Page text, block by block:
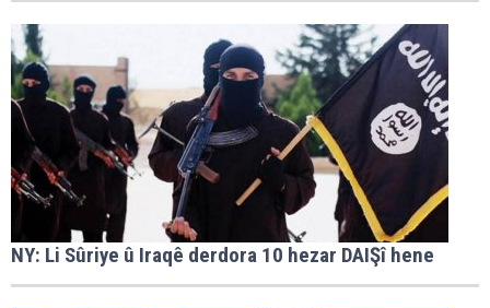
NY: Li Sûriye û Iraqê derdora 10 hezar DAIŞî hene